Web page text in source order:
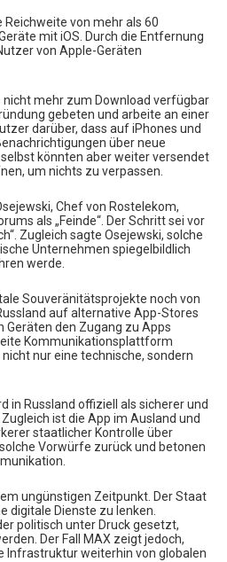
von mehr als 60
mit iOS. Durch die Entfernung
von Apple-Geräten
nicht mehr zum Download verfügbar
gebeten und arbeite an einer
darüber, dass auf iPhones und
über neue
könnten aber weiter versendet
um nichts zu verpassen.
Chef von Rostelekom,
als „Feinde“. Der Schritt sei vor
Zugleich sagte Osejewski, solche
Unternehmen spiegelbildlich
werde.
Souveränitätsprojekte noch von
auf alternative App-Stores
Geräten den Zugang zu Apps
Kommunikationsplattform
nur eine technische, sondern
in Russland offiziell als sicherer und
ist die App im Ausland und
staatlicher Kontrolle über
Vorwürfe zurück und betonen
ungünstigen Zeitpunkt. Der Staat
digitale Dienste zu lenken.
politisch unter Druck gesetzt,
Der Fall MAX zeigt jedoch,
Infrastruktur weiterhin von globalen